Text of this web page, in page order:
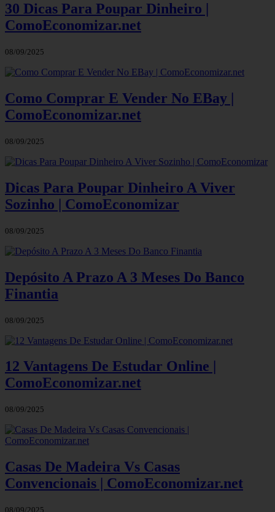
30 Dicas Para Poupar Dinheiro |
ComoEconomizar.net
08/09/2025
Como Comprar E Vender No EBay |
ComoEconomizar.net
08/09/2025
Dicas Para Poupar Dinheiro A Viver
Sozinho | ComoEconomizar
08/09/2025
Depósito A Prazo A 3 Meses Do Banco
Finantia
08/09/2025
12 Vantagens De Estudar Online |
ComoEconomizar.net
08/09/2025
Casas De Madeira Vs Casas
Convencionais | ComoEconomizar.net
08/09/2025